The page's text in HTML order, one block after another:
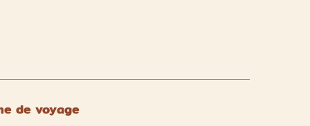
de voyage